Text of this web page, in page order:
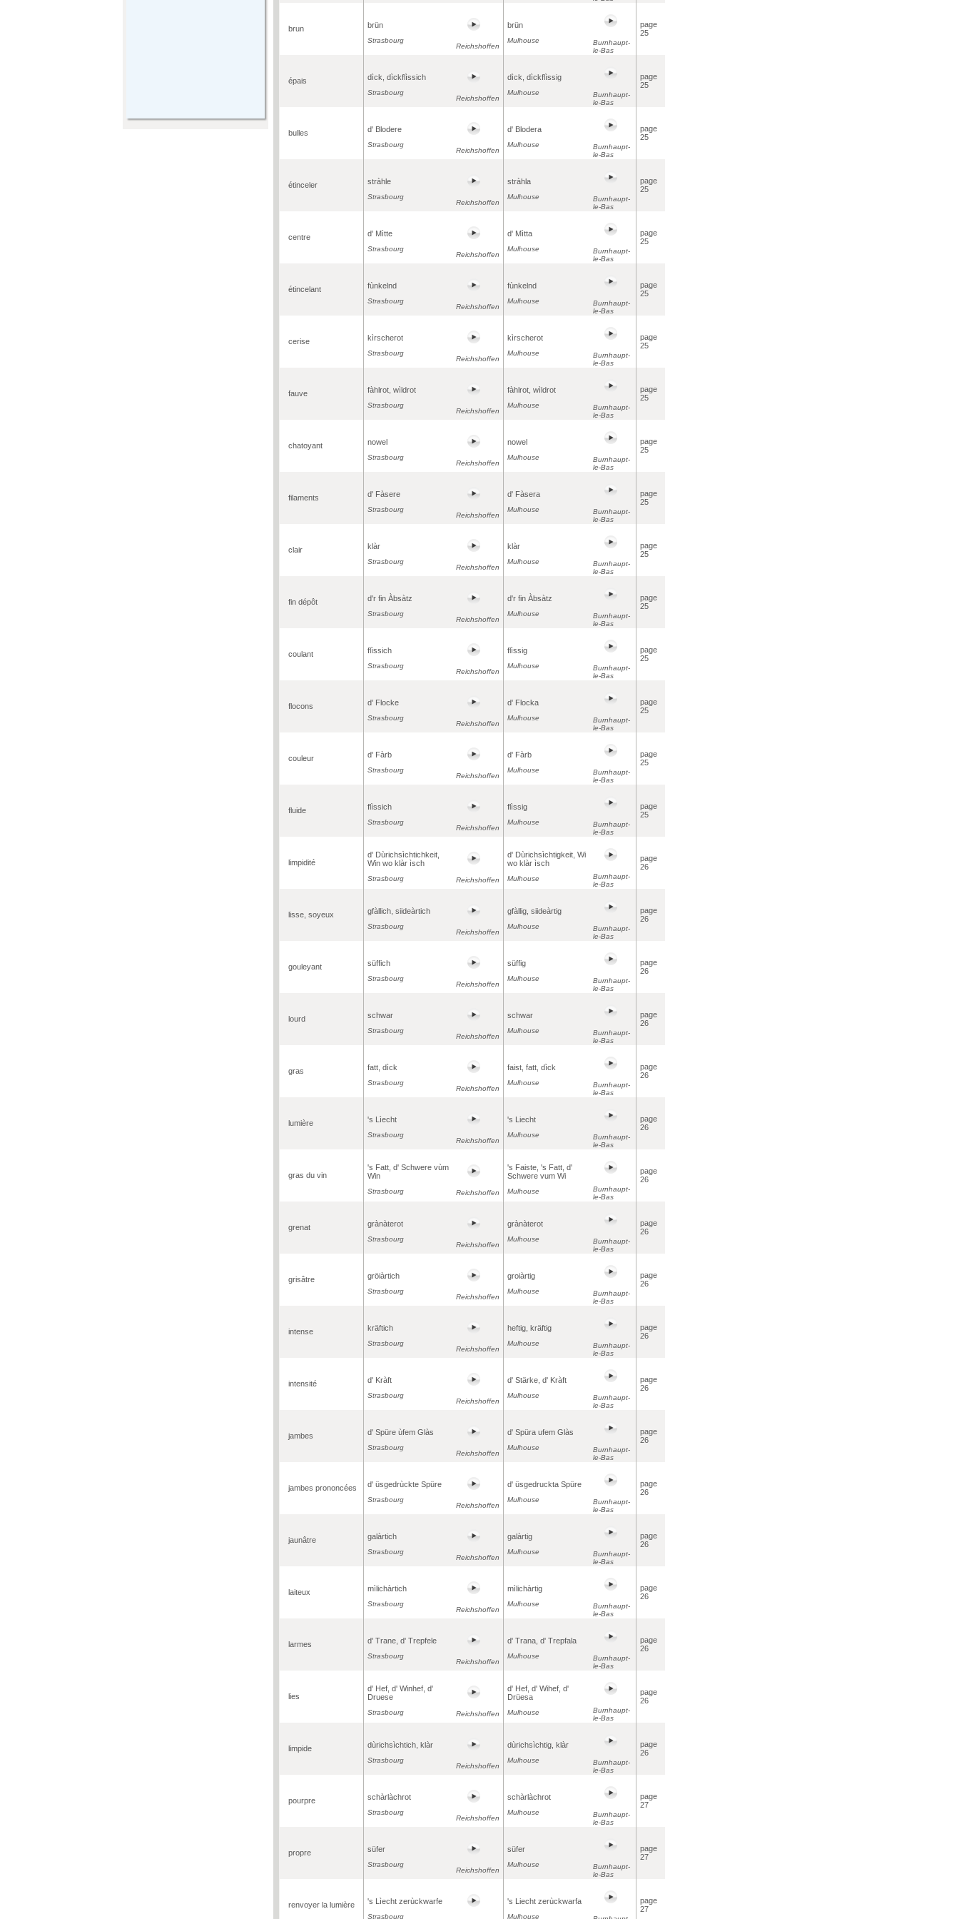
brun brün
Strasbourg
Reichshoffen
brün
Mulhouse
Burnhaupt-
le-Bas
page
25
épais dìck, dìckflìssich
Strasbourg
Reichshoffen
dìck, dìckflìssig
Mulhouse
Burnhaupt-
le-Bas
page
25
bulles d' Blodere
Strasbourg
Reichshoffen
d' Blodera
Mulhouse
Burnhaupt-
le-Bas
page
25
étinceler stràhle
Strasbourg
Reichshoffen
stràhla
Mulhouse
Burnhaupt-
le-Bas
page
25
centre d' Mìtte
Strasbourg
Reichshoffen
d' Mìtta
Mulhouse
Burnhaupt-
le-Bas
page
25
étincelant fùnkelnd
Strasbourg
Reichshoffen
fùnkelnd
Mulhouse
Burnhaupt-
le-Bas
page
25
cerise kìrscherot
Strasbourg
Reichshoffen
kìrscherot
Mulhouse
Burnhaupt-
le-Bas
page
25
fauve fàhlrot, wìldrot
Strasbourg
Reichshoffen
fàhlrot, wìldrot
Mulhouse
Burnhaupt-
le-Bas
page
25
chatoyant nowel
Strasbourg
Reichshoffen
nowel
Mulhouse
Burnhaupt-
le-Bas
page
25
filaments d' Fàsere
Strasbourg
Reichshoffen
d' Fàsera
Mulhouse
Burnhaupt-
le-Bas
page
25
clair klàr
Strasbourg
Reichshoffen
klàr
Mulhouse
Burnhaupt-
le-Bas
page
25
fin dépôt d'r fin Àbsàtz
Strasbourg
Reichshoffen
d'r fin Àbsàtz
Mulhouse
Burnhaupt-
le-Bas
page
25
coulant flìssich
Strasbourg
Reichshoffen
flìssig
Mulhouse
Burnhaupt-
le-Bas
page
25
flocons d' Flocke
Strasbourg
Reichshoffen
d' Flocka
Mulhouse
Burnhaupt-
le-Bas
page
25
couleur d' Fàrb
Strasbourg
Reichshoffen
d' Fàrb
Mulhouse
Burnhaupt-
le-Bas
page
25
fluide flìssich
Strasbourg
Reichshoffen
flìssig
Mulhouse
Burnhaupt-
le-Bas
page
25
limpidité
d' Dùrichsìchtichkeit,
Win wo klàr ìsch
Strasbourg Reichshoffen
d' Dùrichsìchtigkeit, Wi
wo klàr ìsch
Mulhouse
Burnhaupt-
le-Bas
page
26
lisse, soyeux gfàllich, siideàrtich
Strasbourg
Reichshoffen
gfàllig, siideàrtig
Mulhouse
Burnhaupt-
le-Bas
page
26
gouleyant süffich
Strasbourg
Reichshoffen
süffig
Mulhouse
Burnhaupt-
le-Bas
page
26
lourd schwar
Strasbourg
Reichshoffen
schwar
Mulhouse
Burnhaupt-
le-Bas
page
26
gras fatt, dìck
Strasbourg
Reichshoffen
faist, fatt, dìck
Mulhouse
Burnhaupt-
le-Bas
page
26
lumière 's Lìecht
Strasbourg
Reichshoffen
's Liecht
Mulhouse
Burnhaupt-
le-Bas
page
26
gras du vin
's Fatt, d' Schwere vùm
Win
Strasbourg Reichshoffen
's Faiste, 's Fatt, d'
Schwere vum Wi
Mulhouse
Burnhaupt-
le-Bas
page
26
grenat grànàterot
Strasbourg
Reichshoffen
grànàterot
Mulhouse
Burnhaupt-
le-Bas
page
26
grisâtre gröiàrtich
Strasbourg
Reichshoffen
groiàrtig
Mulhouse
Burnhaupt-
le-Bas
page
26
intense kräftich
Strasbourg
Reichshoffen
heftig, kräftig
Mulhouse
Burnhaupt-
le-Bas
page
26
intensité d' Kràft
Strasbourg
Reichshoffen
d' Stärke, d' Kràft
Mulhouse
Burnhaupt-
le-Bas
page
26
jambes d' Spüre ùfem Glàs
Strasbourg
Reichshoffen
d' Spüra ufem Glàs
Mulhouse
Burnhaupt-
le-Bas
page
26
jambes prononcées d' üsgedrùckte Spüre
Strasbourg
Reichshoffen
d' üsgedruckta Spüre
Mulhouse
Burnhaupt-
le-Bas
page
26
jaunâtre galàrtich
Strasbourg
Reichshoffen
galàrtig
Mulhouse
Burnhaupt-
le-Bas
page
26
laiteux mìlichàrtich
Strasbourg
Reichshoffen
mìlichàrtig
Mulhouse
Burnhaupt-
le-Bas
page
26
larmes d' Trane, d' Trepfele
Strasbourg
Reichshoffen
d' Trana, d' Trepfala
Mulhouse
Burnhaupt-
le-Bas
page
26
lies
d' Hef, d' Winhef, d'
Druese
Strasbourg Reichshoffen
d' Hef, d' Wihef, d'
Drüesa
Mulhouse
Burnhaupt-
le-Bas
page
26
limpide dùrichsìchtich, klàr
Strasbourg
Reichshoffen
dùrichsìchtig, klàr
Mulhouse
Burnhaupt-
le-Bas
page
26
pourpre schàrlàchrot
Strasbourg
Reichshoffen
schàrlàchrot
Mulhouse
Burnhaupt-
le-Bas
page
27
propre süfer
Strasbourg
Reichshoffen
süfer
Mulhouse
Burnhaupt-
le-Bas
page
27
renvoyer la lumière 's Lìecht zerùckwarfe
Strasbourg
's Liecht zerùckwarfa
Mulhouse
page
27